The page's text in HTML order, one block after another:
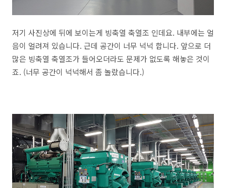
저기 사진상에 뒤에 보이는게 빙축열 축열조 인데요. 내부에는 얼
음이 얼려져 있습니다. 근데 공간이 너무 넉넉 합니다. 앞으로 더
많은 빙축열 축열조가 들어오더라도 문제가 없도록 해놓은 것이
죠. (너무 공간이 넉넉해서 좀 놀랐습니다.)